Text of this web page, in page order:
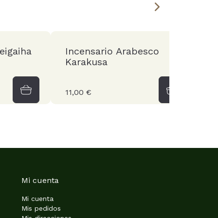
Incensario Arabesco
Karakusa
11,00 €
Mi cuenta
Mi cuenta
Mis pedidos